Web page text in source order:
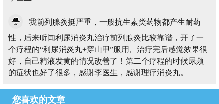
我前列腺炎挺严重，一般抗生素类药物都产生耐药
性，后来听闻利尿消炎丸治疗前列腺炎比较靠谱，开了一
个疗程的“利尿消炎丸+穿山甲”服用。治疗完后感觉效果很
好，自己精液发黄的情况改善了！第二个疗程的时候尿频
的症状也好了很多，感谢李医生，感谢理疗消炎丸。
您喜欢的文章